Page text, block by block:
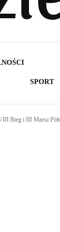
SPORT
Bieg i III Marsz